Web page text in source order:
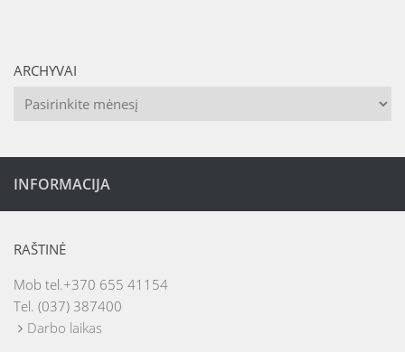
ARCHYVAI
Archyvai
INFORMACIJA
RAŠTINĖ
Mob tel.+370 655 41154
Tel. (037) 387400
Darbo laikas